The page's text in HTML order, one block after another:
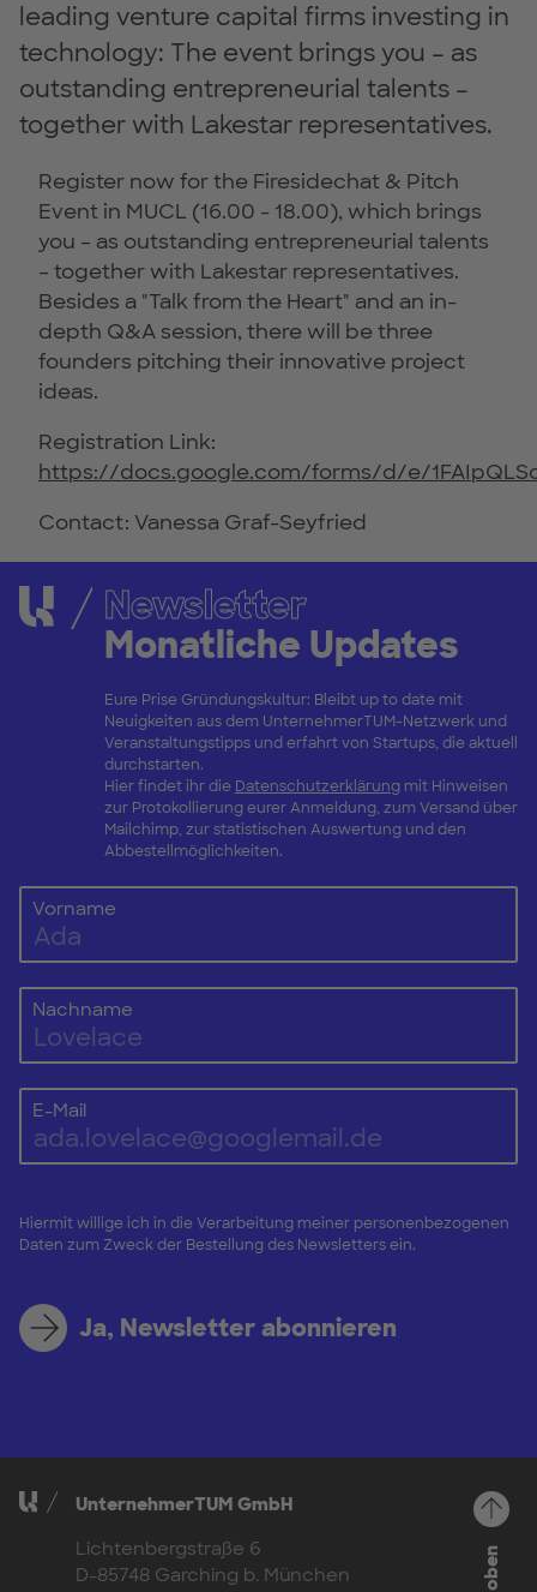
leading venture capital firms investing in
technology: The event brings you – as
outstanding entrepreneurial talents –
together with Lakestar representatives.
Register now for the Firesidechat & Pitch
Event in MUCL (16.00 - 18.00), which brings
you – as outstanding entrepreneurial talents
– together with Lakestar representatives.
Besides a "Talk from the Heart" and an in-
depth Q&A session, there will be three
founders pitching their innovative project
ideas.
Registration Link:
https://docs.google.com/forms/d/e/
Contact: Vanessa Graf-Seyfried
Newsletter
Monatliche Updates
Eure Prise Gründungskultur: Bleibt up to date mit
Neuigkeiten aus dem UnternehmerTUM-Netzwerk und
Veranstaltungstipps und erfahrt von Startups, die aktuell
durchstarten.
Hier findet ihr die Datenschutzerklärungmit Hinweisen
zur Protokollierung eurer Anmeldung, zum Versand über
Mailchimp, zur statistischen Auswertung und den
Abbestellmöglichkeiten.
Vorname
Nachname
E-Mail
Hiermit willige ich in die Verarbeitung meiner personenbezogenen
Daten zum Zweck der Bestellung des Newsletters ein.
Ja, Newsletter abonnieren
UnternehmerTUM GmbH
Lichtenbergstraße 6
D-85748 Garching b. München